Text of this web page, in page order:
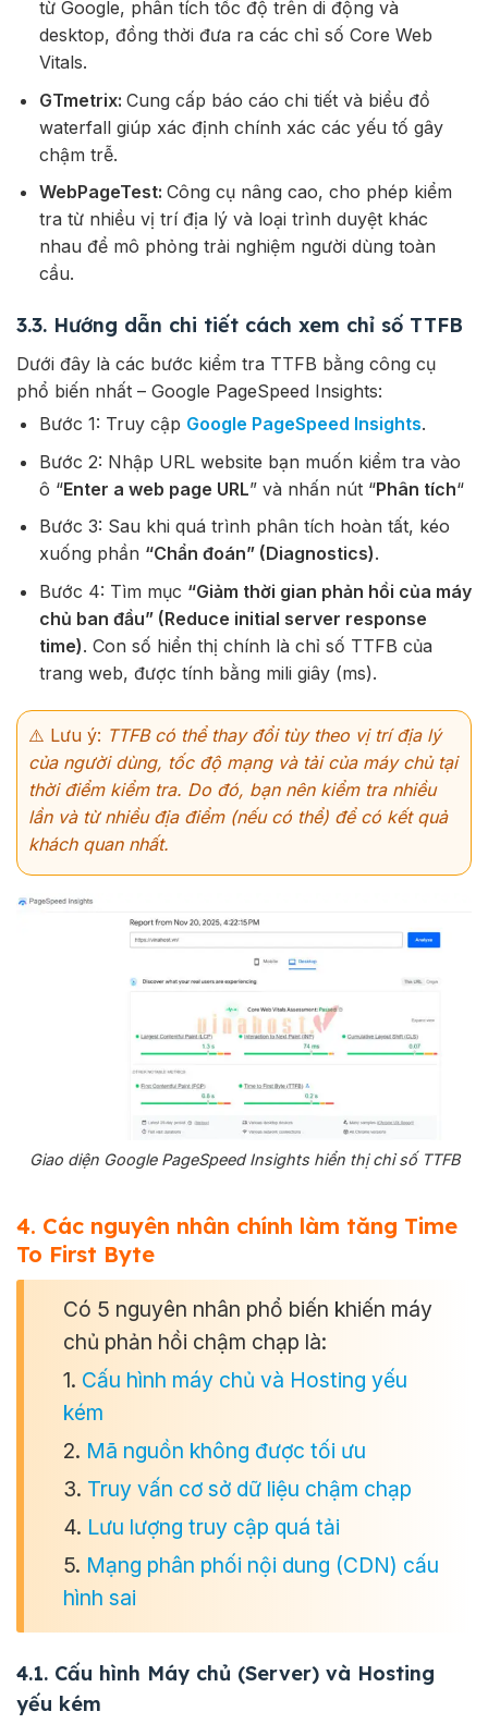
từ Google, phân tích tốc độ trên di động và
desktop, đồng thời đưa ra các chỉ số Core Web
Vitals.
GTmetrix: Cung cấp báo cáo chi tiết và biểu đồ
waterfall giúp xác định chính xác các yếu tố gây
chậm trễ.
WebPageTest: Công cụ nâng cao, cho phép kiểm
tra từ nhiều vị trí địa lý và loại trình duyệt khác
nhau để mô phỏng trải nghiệm người dùng toàn
cầu.
3.3. Hướng dẫn chi tiết cách xem chỉ số TTFB
Dưới đây là các bước kiểm tra TTFB bằng công cụ
phổ biến nhất – Google PageSpeed Insights:
Bước 1: Truy cập Google PageSpeed Insights.
Bước 2: Nhập URL website bạn muốn kiểm tra vào
ô “Enter a web page URL” và nhấn nút “Phân tích“
Bước 3: Sau khi quá trình phân tích hoàn tất, kéo
xuống phần “Chẩn đoán” (Diagnostics).
Bước 4: Tìm mục “Giảm thời gian phản hồi của máy
chủ ban đầu” (Reduce initial server response
time). Con số hiển thị chính là chỉ số TTFB của
trang web, được tính bằng mili giây (ms).
⚠️ Lưu ý: TTFB có thể thay đổi tùy theo vị trí địa lý
của người dùng, tốc độ mạng và tải của máy chủ tại
thời điểm kiểm tra. Do đó, bạn nên kiểm tra nhiều
lần và từ nhiều địa điểm (nếu có thể) để có kết quả
khách quan nhất.
Giao diện Google PageSpeed Insights hiển thị chỉ số TTFB
4. Các nguyên nhân chính làm tăng Time
To First Byte
Có 5 nguyên nhân phổ biến khiến máy
chủ phản hồi chậm chạp là:
1. Cấu hình máy chủ và Hosting yếu
kém
2. Mã nguồn không được tối ưu
3. Truy vấn cơ sở dữ liệu chậm chạp
4. Lưu lượng truy cập quá tải
5. Mạng phân phối nội dung (CDN) cấu
hình sai
4.1. Cấu hình Máy chủ (Server) và Hosting
yếu kém